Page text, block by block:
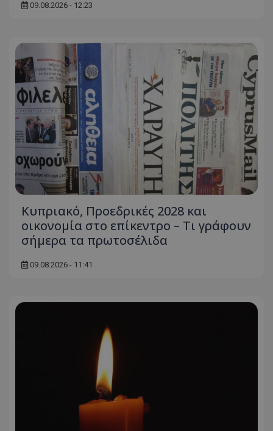
09.08.2026 - 12:23
Κυπριακό, Προεδρικές 2028 και
οικονομία στο επίκεντρο – Τι γράφουν
σήμερα τα πρωτοσέλιδα
09.08.2026 - 11:41